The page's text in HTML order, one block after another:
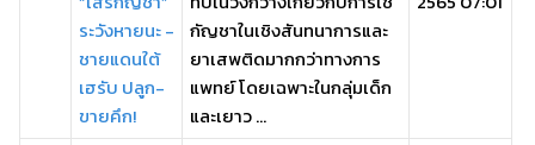
ระวังหายนะ -
ชายแดนใต้
เฮรับ ปลูก-
ขายคึก!
กัญชาในเชิงสันทนาการและ
ยาเสพติดมากกว่าทางการ
แพทย์ โดยเฉพาะในกลุ่มเด็ก
และเยาว ...